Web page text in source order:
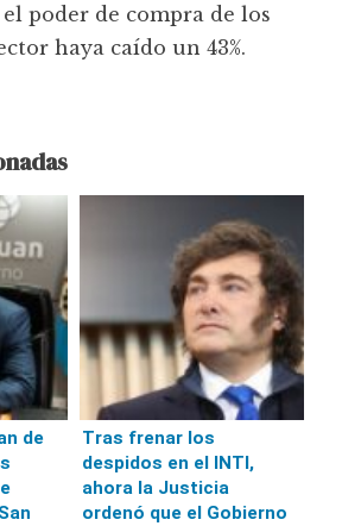
poder de compra de los
haya caído un 43%.
de
Tras frenar los
despidos en el INTI,
ahora la Justicia
ordenó que el Gobierno